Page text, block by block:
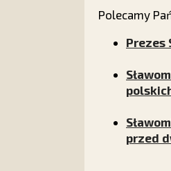
Polecamy
Prezes
przed